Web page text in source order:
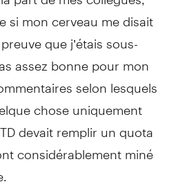
si mon cerveau me disait
que j’étais sous-
assez bonne pour mon
selon lesquels
chose uniquement
devait remplir un quota
considérablement miné